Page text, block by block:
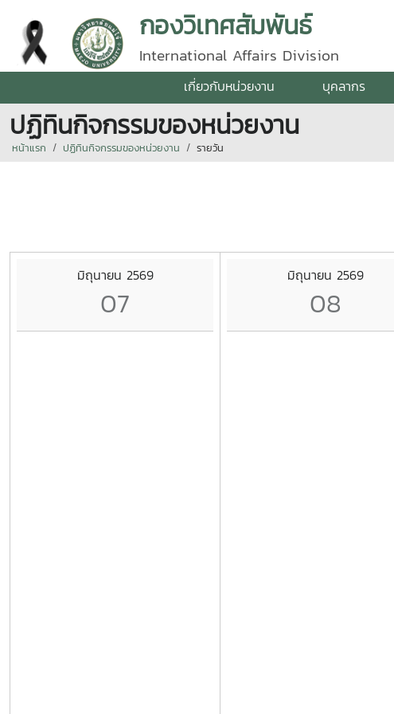
กองวิเทศสัมพันธ์
International Affairs Division
เกี่ยวกับหน่วยงาน บุคลากร
ปฏิทินกิจกรรมของหน่วยงาน
หน้าแรก ปฏิทินกิจกรรมของหน่วยงาน รายวัน
มิถุนายน 2569
07
มิถุนายน 2569
08